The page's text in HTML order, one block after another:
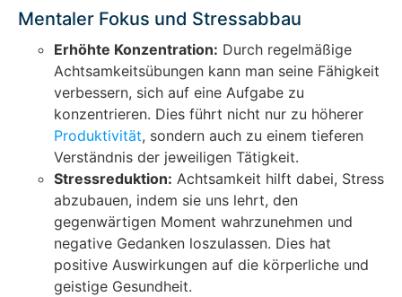
Mentaler Fokus und Stressabbau
Erhöhte Konzentration: Durch regelmäßige
Achtsamkeitsübungen kann man seine Fähigkeit
verbessern, sich auf eine Aufgabe zu
konzentrieren. Dies führt nicht nur zu höherer
Produktivität, sondern auch zu einem tieferen
Verständnis der jeweiligen Tätigkeit.
Stressreduktion: Achtsamkeit hilft dabei, Stress
abzubauen, indem sie uns lehrt, den
gegenwärtigen Moment wahrzunehmen und
negative Gedanken loszulassen. Dies hat
positive Auswirkungen auf die körperliche und
geistige Gesundheit.